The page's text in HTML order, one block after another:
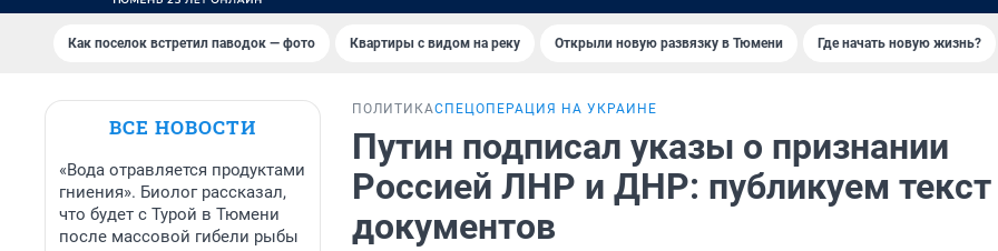
Как поселок встретил паводок — фото Квартиры с видом на реку Открыли новую развязку в Тюмени Где начать новую жизнь?
ВСЕ НОВОСТИ
«Вода отравляется продуктами
гниения». Биолог рассказал,
что будет с Турой в Тюмени
после массовой гибели рыбы
ПОЛИТИКАСПЕЦОПЕРАЦИЯ НА УКРАИНЕ
Путин подписал указы о признании
Россией ЛНР и ДНР: публикуем текст
документов